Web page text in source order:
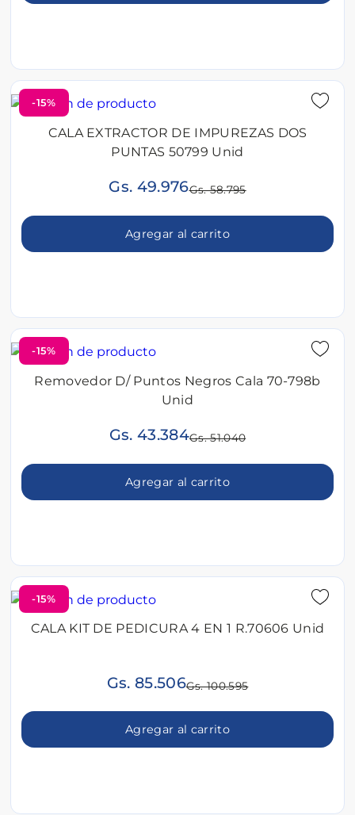
-15%
CALA EXTRACTOR DE IMPUREZAS DOS
PUNTAS 50799 Unid
Gs. 49.976Gs. 58.795
Agregar al carrito
-15%
Removedor D/ Puntos Negros Cala 70-798b
Unid
Gs. 43.384Gs. 51.040
Agregar al carrito
-15%
CALA KIT DE PEDICURA 4 EN 1 R.70606 Unid
Gs. 85.506Gs. 100.595
Agregar al carrito